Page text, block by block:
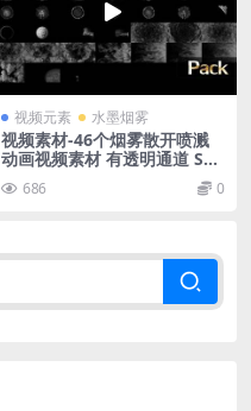
视频元素 水墨烟雾
视频素材-46个烟雾散开喷溅
动画视频素材 有透明通道 Sm
686 0